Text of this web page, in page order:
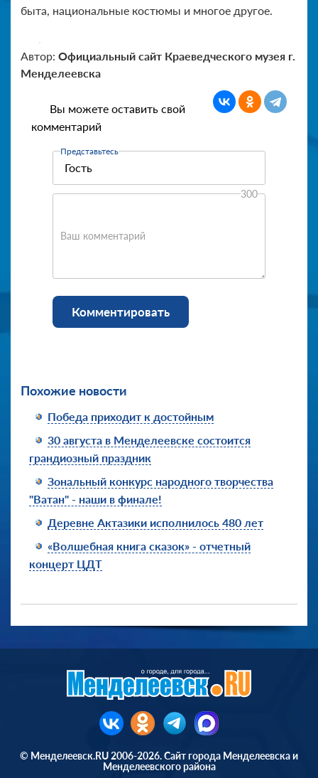
быта, национальные костюмы и многое другое.
Автор: Официальный сайт Краеведческого музея г.
Менделеевска
Вы можете оставить свой
комментарий
Представьтесь
Ваш комментарий
300
Комментировать
Похожие новости
Победа приходит к достойным
30 августа в Менделеевске состоится
грандиозный праздник
Зональный конкурс народного творчества
"Ватан" - наши в финале!
Деревне Актазики исполнилось 480 лет
«Волшебная книга сказок» - отчетный
концерт ЦДТ
© Менделеевск.RU 2006-2026. Сайт города Менделеевска и
Менделеевского района